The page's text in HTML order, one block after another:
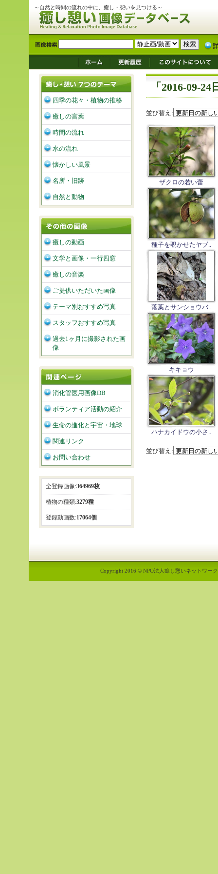
～自然と時間の流れの中に、癒し・憩いを見つける～
「2016-09-
並び替え:
ザクロの若い蕾
種子を覗かせたヤブ..
落葉とサンショウバ..
キキョウ
ハナカイドウの小さ..
並び替え:
四季の花々・植物の推移
癒しの言葉
時間の流れ
水の流れ
懐かしい風景
名所・旧跡
自然と動物
癒しの動画
文学と画像・一行四窓
癒しの音楽
ご提供いただいた画像
テーマ別おすすめ写真
スタッフおすすめ写真
過去1ヶ月に撮影された画
像
消化管医用画像DB
ボランティア活動の紹介
生命の進化と宇宙・地球
関連リンク
お問い合わせ
全登録画像:364969枚
植物の種類:3279種
登録動画数:17064個
Copyright 2016 © NPO法人癒し憩いネットワー